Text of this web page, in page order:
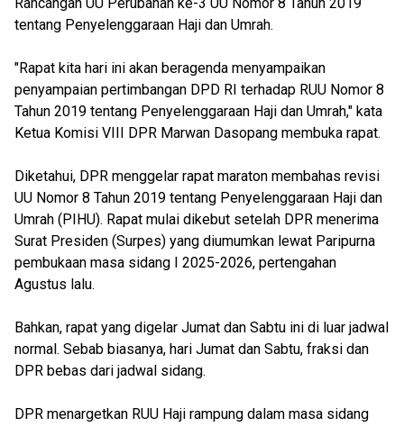
tentang Penyelenggaraan Haji dan Umrah.
"Rapat kita hari ini akan beragenda menyampaikan
penyampaian pertimbangan DPD RI terhadap RUU Nomor 8
Tahun 2019 tentang Penyelenggaraan Haji dan Umrah," kata
Ketua Komisi VIII DPR Marwan Dasopang membuka rapat.
Diketahui, DPR menggelar rapat maraton membahas revisi
UU Nomor 8 Tahun 2019 tentang Penyelenggaraan Haji dan
Umrah (PIHU). Rapat mulai dikebut setelah DPR menerima
Surat Presiden (Surpes) yang diumumkan lewat Paripurna
pembukaan masa sidang I 2025-2026, pertengahan
Agustus lalu.
Bahkan, rapat yang digelar Jumat dan Sabtu ini di luar jadwal
normal. Sebab biasanya, hari Jumat dan Sabtu, fraksi dan
DPR bebas dari jadwal sidang.
DPR menargetkan RUU Haji rampung dalam masa sidang